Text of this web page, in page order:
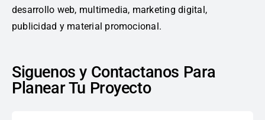
desarrollo web, multimedia, marketing digital,
publicidad y material promocional.
Siguenos y Contactanos Para
Planear Tu Proyecto